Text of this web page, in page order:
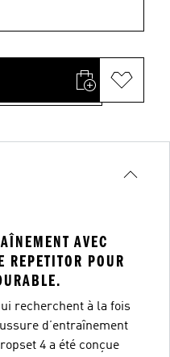
AVEC
REPETITOR POUR
recherchent à la fois
d’entraînement
4 a été conçue